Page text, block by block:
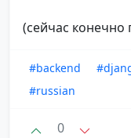
(сейчас конечно
#backend
#russian
0